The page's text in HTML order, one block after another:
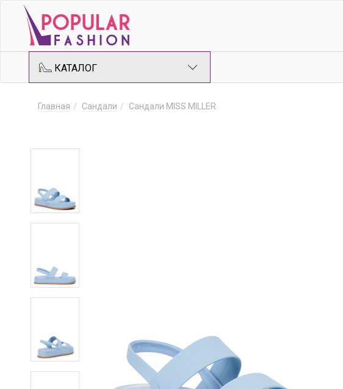
КАТАЛОГ
Главная Сандали Сандали MISS MILLER